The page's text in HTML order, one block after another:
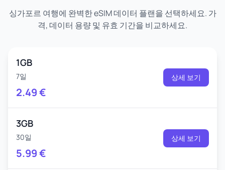
싱가포르 여행에 완벽한 eSIM 데이터 플랜을 선택하세요. 가
격, 데이터 용량 및 유효 기간을 비교하세요.
1GB
7일
2.49€
상세 보기
3GB
30일
5.99€
상세 보기